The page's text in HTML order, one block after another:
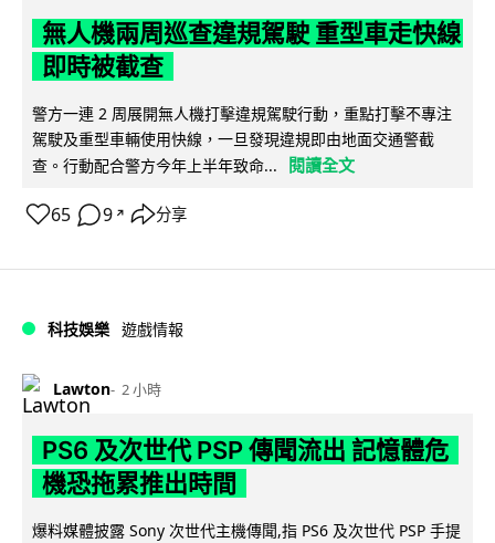
無人機兩周巡查違規駕駛 重型車走快線
即時被截查
警方一連 2 周展開無人機打擊違規駕駛行動，重點打擊不專注
駕駛及重型車輛使用快線，一旦發現違規即由地面交通警截
查。行動配合警方今年上半年致命...
閱讀全文
65 9 ↗ 分享
科技娛樂 遊戲情報
Lawton 2 小時
PS6 及次世代 PSP 傳聞流出 記憶體危
機恐拖累推出時間
爆料媒體披露 Sony 次世代主機傳聞,指 PS6 及次世代 PSP 手提